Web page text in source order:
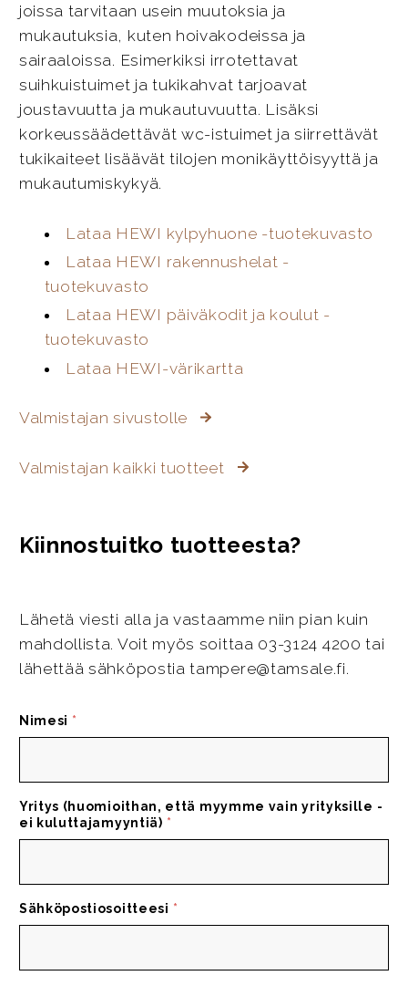
joissa tarvitaan usein muutoksia ja
mukautuksia, kuten hoivakodeissa ja
sairaaloissa. Esimerkiksi irrotettavat
suihkuistuimet ja tukikahvat tarjoavat
joustavuutta ja mukautuvuutta. Lisäksi
korkeussäädettävät wc-istuimet ja siirrettävät
tukikaiteet lisäävät tilojen monikäyttöisyyttä ja
mukautumiskykyä.
Lataa HEWI kylpyhuone -tuotekuvasto
Lataa HEWI rakennushelat -
tuotekuvasto
Lataa HEWI päiväkodit ja koulut -
tuotekuvasto
Lataa HEWI-värikartta
Valmistajan sivustolle
Valmistajan kaikki tuotteet
Kiinnostuitko tuotteesta?
Lähetä viesti alla ja vastaamme niin pian kuin
mahdollista. Voit myös soittaa 03-3124 4200 tai
lähettää sähköpostia tampere@tamsale.fi.
Nimesi *
Yritys (huomioithan, että myymme vain yrityksille -
ei kuluttajamyyntiä) *
Sähköpostiosoitteesi *